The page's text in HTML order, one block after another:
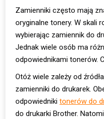
Zamienniki często mają
oryginalne tonery. W skali
wybierając zamiennik do
Jednak wiele osób ma
odpowiednikami tonerów.
Otóż wiele zależy od
zamienniki do drukarek.
odpowiednikitonerów do
do drukarki Brother.